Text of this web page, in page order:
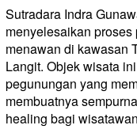
Sutradara Indra
menyelesaikan
menawan di kawasan
Langit. Objek wisata
pegunungan yang
membuatnya
healing bagi